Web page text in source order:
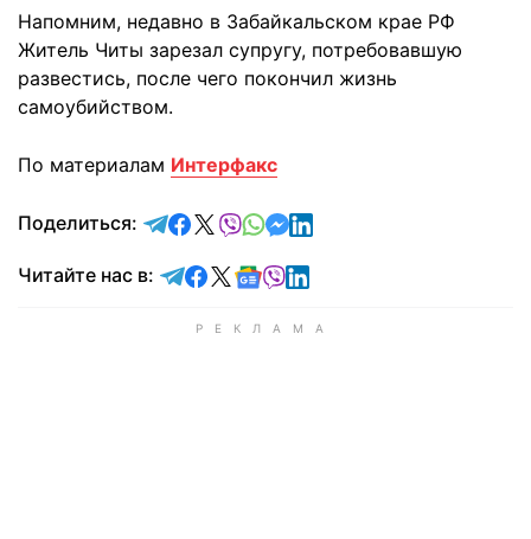
Напомним, недавно в Забайкальском крае РФ
Житель Читы зарезал супругу, потребовавшую
развестись, после чего покончил жизнь
самоубийством.
По материалам Интерфакс
Поделиться: отправить в Telegram
поделиться в Facebook
поделиться в X
отправить в Viber
отправить в Whatsapp
отправить в Messenger
отправить в LinkedIn
Читайте нас в: Читайте в Telegram
Читайте в Facebook
Читайте в X
Читайте в Google news
Читайте в Viber
Читайте в LinkedIn